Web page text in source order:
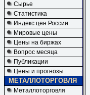
Сырье
Статистика
Индекс цен России
Мировые цены
Цены на биржах
Вопрос месяца
Публикации
Цены и прогнозы
МЕТАЛЛОТОРГОВЛЯ
Металлоторговля